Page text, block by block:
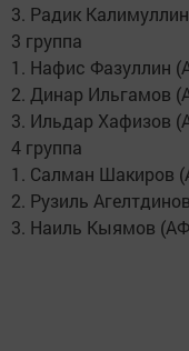
3. Радик
3 группа
1. Нафис Фазуллин
2. Динар Ильгамов
3. Ильдар Хафизов
4 группа
1. Салман Шакиров
2. Рузиль
3. Наиль Кыямов